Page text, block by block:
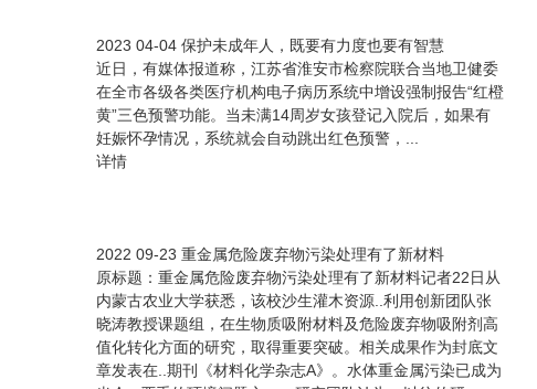
2023 04-04 保护未成年人，既要有力度也要有智慧
近日，有媒体报道称，江苏省淮安市检察院联合当地卫健委
在全市各级各类医疗机构电子病历系统中增设强制报告“红橙
黄”三色预警功能。当未满14周岁女孩登记入院后，如果有
妊娠怀孕情况，系统就会自动跳出红色预警，...
详情
2022 09-23 重金属危险废弃物污染处理有了新材料
原标题：重金属危险废弃物污染处理有了新材料记者22日从
内蒙古农业大学获悉，该校沙生灌木资源..利用创新团队张
晓涛教授课题组，在生物质吸附材料及危险废弃物吸附剂高
值化转化方面的研究，取得重要突破。相关成果作为封底文
章发表在..期刊《材料化学杂志A》。水体重金属污染已成为